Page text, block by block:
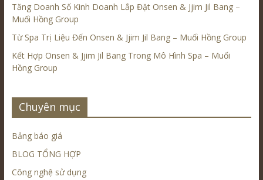
Tăng Doanh Số Kinh Doanh Lắp Đặt Onsen & Jjim Jil Bang –
Muối Hồng Group
Từ Spa Trị Liệu Đến Onsen & Jjim Jil Bang – Muối Hồng Group
Kết Hợp Onsen & Jjim Jil Bang Trong Mô Hình Spa – Muối
Hồng Group
Chuyên mục
Bảng báo giá
BLOG TỔNG HỢP
Công nghệ sử dụng